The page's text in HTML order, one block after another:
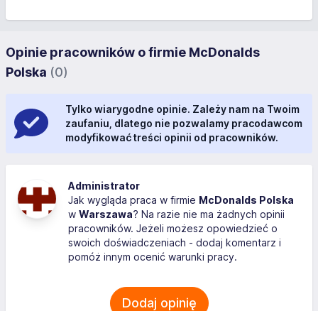
Opinie pracowników o firmie McDonalds
Polska (0)
Tylko wiarygodne opinie. Zależy nam na Twoim
zaufaniu, dlatego nie pozwalamy pracodawcom
modyfikować treści opinii od pracowników.
Administrator
Jak wygląda praca w firmie McDonalds Polska
w Warszawa? Na razie nie ma żadnych opinii
pracowników. Jeżeli możesz opowiedzieć o
swoich doświadczeniach - dodaj komentarz i
pomóż innym ocenić warunki pracy.
Dodaj opinię